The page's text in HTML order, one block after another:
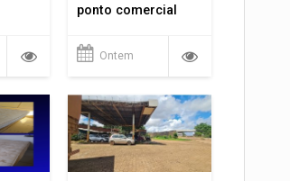
ponto comercial
Ontem